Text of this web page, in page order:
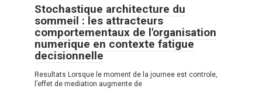
Stochastique architecture du
sommeil : les attracteurs
comportementaux de l'organisation
numerique en contexte fatigue
decisionnelle
Resultats Lorsque le moment de la journee est controle,
l’effet de mediation augmente de